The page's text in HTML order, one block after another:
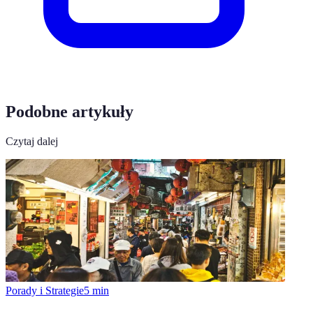
Podobne artykuły
Czytaj dalej
Porady i Strategie5 min